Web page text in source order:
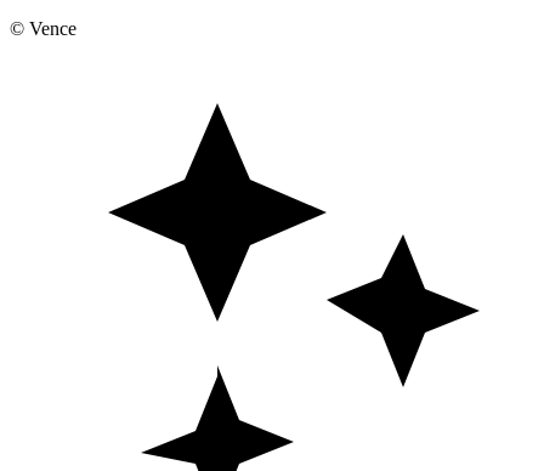
© Vence